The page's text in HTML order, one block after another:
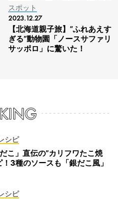
スポット
2023.12.27
【北海道親子旅】“ふれあえす
ぎる”動物園「ノースサファリ
サッポロ」に驚いた！
シピ
だこ」直伝の”カリフワたこ焼
！3種のソースも「銀だこ風」
シピ